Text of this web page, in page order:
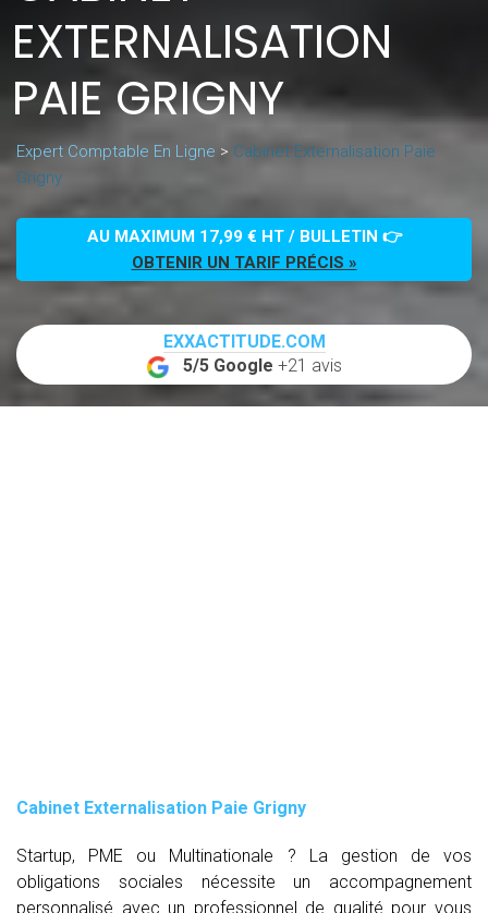
EXTERNALISATION
PAIE GRIGNY
Expert Comptable En Ligne > Cabinet Externalisation Paie
Grigny
AU MAXIMUM 17,99 € HT / BULLETIN 👉
OBTENIR UN TARIF PRÉCIS »
EXXACTITUDE.COM
5/5 Google +21 avis
Cabinet Externalisation Paie Grigny
Startup, PME ou Multinationale ? La gestion de vos
obligations sociales nécessite un accompagnement
personnalisé avec un professionnel de qualité pour vous